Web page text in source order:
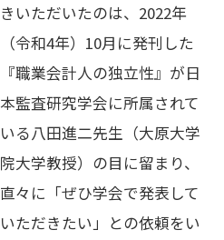
きいただいたのは、2022年
（令和4年）10月に発刊した
『職業会計人の独立性』が日
本監査研究学会に所属されて
いる八田進二先生（大原大学
院大学教授）の目に留まり、
直々に「ぜひ学会で発表して
いただきたい」との依頼をい